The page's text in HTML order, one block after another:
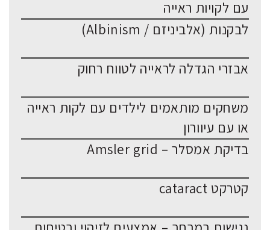
עם לקויות ראייה
לבקנות (אלביניזם / Albinism)
אבזרי הגדלה לראייה לטווח רחוק
משחקים מותאמים לילדים עם לקות ראייה
או עם עיוורון
בדיקת אמסלר – Amsler grid
קטרקט cataract